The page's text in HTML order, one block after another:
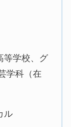
等学校、グ
学科（在
ル